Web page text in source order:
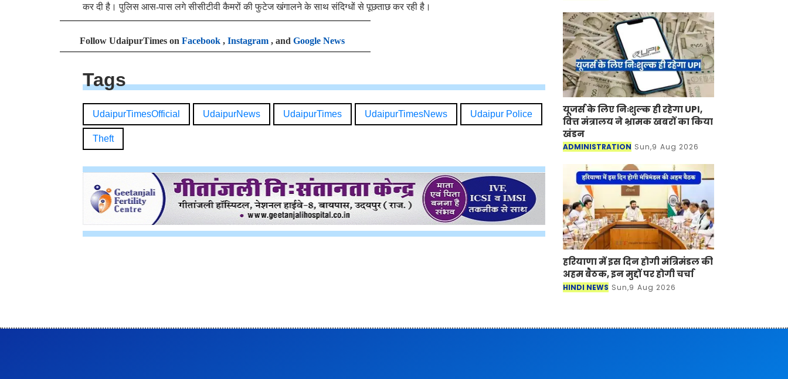
कर दी है। पुलिस आस-पास लगे सीसीटीवी कैमरों की फुटेज खंगालने के साथ संदिग्धों से पूछताछ कर रही है।
Follow UdaipurTimes on Facebook , Instagram , and Google News
Tags
UdaipurTimesOfficial UdaipurNews UdaipurTimes UdaipurTimesNews Udaipur Police
Theft
यूजर्स के लिए निःशुल्क ही रहेगा UPI,
वित्त मंत्रालय ने भ्रामक खबरों का किया
खंडन
ADMINISTRATION Sun,9 Aug 2026
हरियाणा में इस दिन होगी मंत्रिमंडल की
अहम बैठक, इन मुद्दों पर होगी चर्चा
HINDI NEWS Sun,9 Aug 2026